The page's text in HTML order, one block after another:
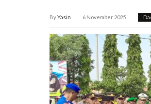
ByYasin 6 November 2025